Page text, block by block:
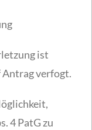
ist
Antrag verfogt.
4 PatG zu